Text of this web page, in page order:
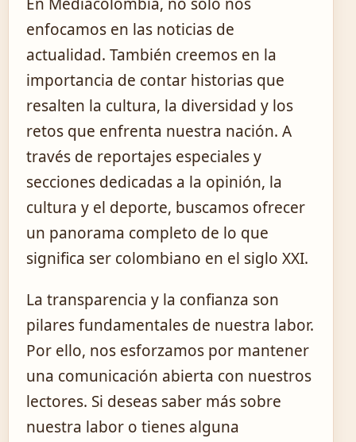
enfocamos en las noticias de
actualidad. También creemos en la
importancia de contar historias que
resalten la cultura, la diversidad y los
retos que enfrenta nuestra nación. A
través de reportajes especiales y
secciones dedicadas a la opinión, la
cultura y el deporte, buscamos ofrecer
un panorama completo de lo que
significa ser colombiano en el siglo XXI.
La transparencia y la confianza son
pilares fundamentales de nuestra labor.
Por ello, nos esforzamos por mantener
una comunicación abierta con nuestros
lectores. Si deseas saber más sobre
nuestra labor o tienes alguna